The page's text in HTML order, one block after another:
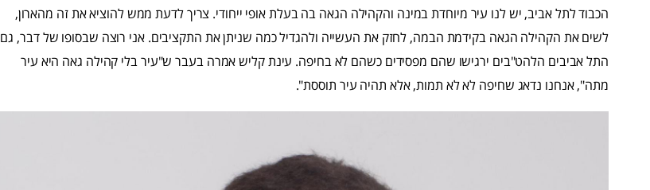
הכבוד לתל אביב, יש לנו עיר מיוחדת במינה והקהילה הגאה בה בעלת אופי ייחודי. צריך לדעת ממש להוציא את זה מהארון,
לשים את הקהילה הגאה בקידמת הבמה, לחזק את העשייה ולהגדיל כמה שניתן את התקציבים. אני רוצה שבסופו של דבר, גם
התל אביבים הלהט"בים ירגישו שהם מפסידים כשהם לא בחיפה. עינת קליש אמרה בעבר ש"עיר בלי קהילה גאה היא עיר
מתה", אנחנו נדאג שחיפה לא לא תמות, אלא תהיה עיר תוססת".